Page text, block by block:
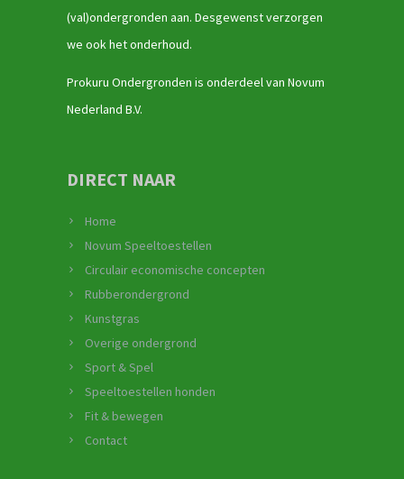
(val)ondergronden aan. Desgewenst verzorgen
we ook het onderhoud.
Prokuru Ondergronden is onderdeel van Novum
Nederland B.V.
DIRECT NAAR
Home
Novum Speeltoestellen
Circulair economische concepten
Rubberondergrond
Kunstgras
Overige ondergrond
Sport & Spel
Speeltoestellen honden
Fit & bewegen
Contact